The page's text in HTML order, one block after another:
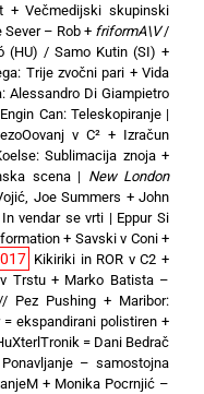
+Večmedijski skupinski
Sever – Rob+ friformA\V/
(HU) / Samo Kutin (SI) +
Trije zvočni pari +Vida
Alessandro Di Giampietro
Can: Teleskopiranje |
v C² + Izračun
Sublimacija znoja+
scena |
New London
Joe Summers +John
In vendar se vrti | Eppur Si
+ Savski v Coni+
Kikiriki in ROR v C2 +
Trstu+ Marko Batista –
Pez Pushing+ Maribor:
= ekspandirani polistiren +
= Dani Bedrač
– samostojna
+ Monika Pocrnjić –